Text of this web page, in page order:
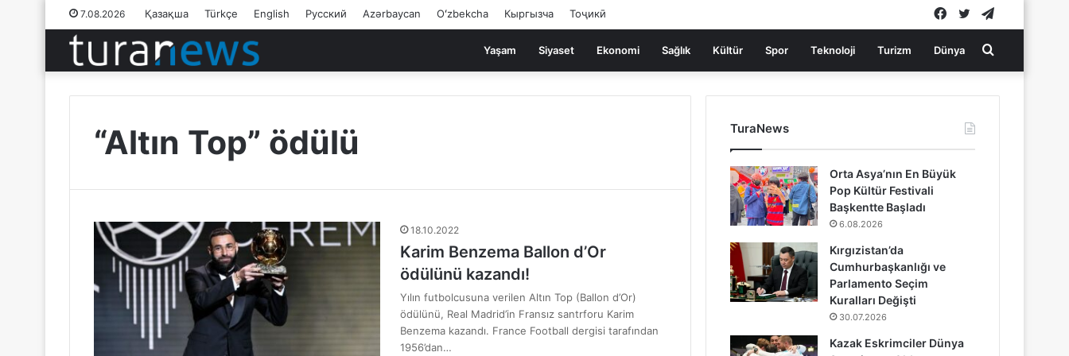
7.08.2026 Қазақша Türkçe English Русский Azərbaycan Oʻzbekcha Кыргызча Тоҷикӣ Twitter
Facebook
Yaşam Siyaset Ekonomi Sağlık Kültür Spor Teknoloji Turizm Dünya Arama
yap
“Altın Top” ödülü
18.10.2022
Karim Benzema Ballon d’Or
ödülünü kazandı!
Yılın futbolcusuna verilen Altın Top (Ballon d’Or)
ödülünü, Real Madrid’in Fransız santrforu Karim
Benzema kazandı. France Football dergisi tarafından
1956’dan…
TuraNews
Orta Asya’nın En Büyük
Pop Kültür Festivali
Başkentte Başladı
6.08.2026
Kırgızistan’da
Cumhurbaşkanlığı ve
Parlamento Seçim
Kuralları Değişti
30.07.2026
Kazak Eskrimciler Dünya